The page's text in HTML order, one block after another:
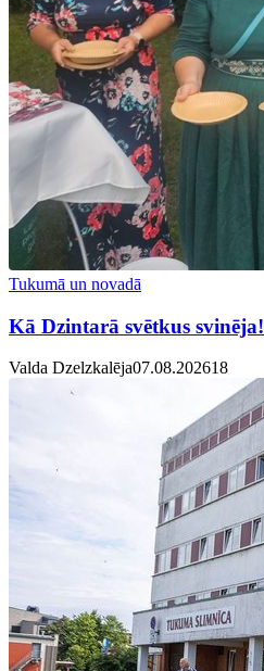
Tukumā un novadā
Kā Dzintarā svētkus svinēja!
Valda Dzelzkalēja07.08.202618